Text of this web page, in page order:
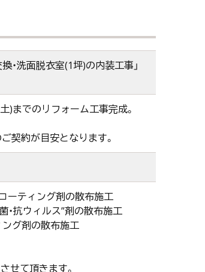
・洗面脱衣室(1坪)の内装工事」
)までのリフォーム工事完成。
契約が目安となります。
ーティング剤の散布施工
・抗ウィルス”剤の散布施工
グ剤の散布施工
せて頂きます。